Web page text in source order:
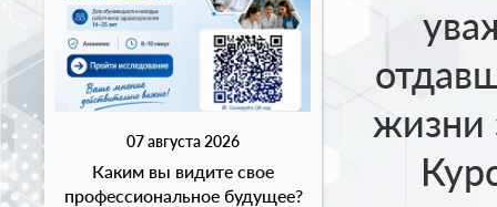
07 августа 2026
Каким вы видите свое
профессиональное будущее?
жизни